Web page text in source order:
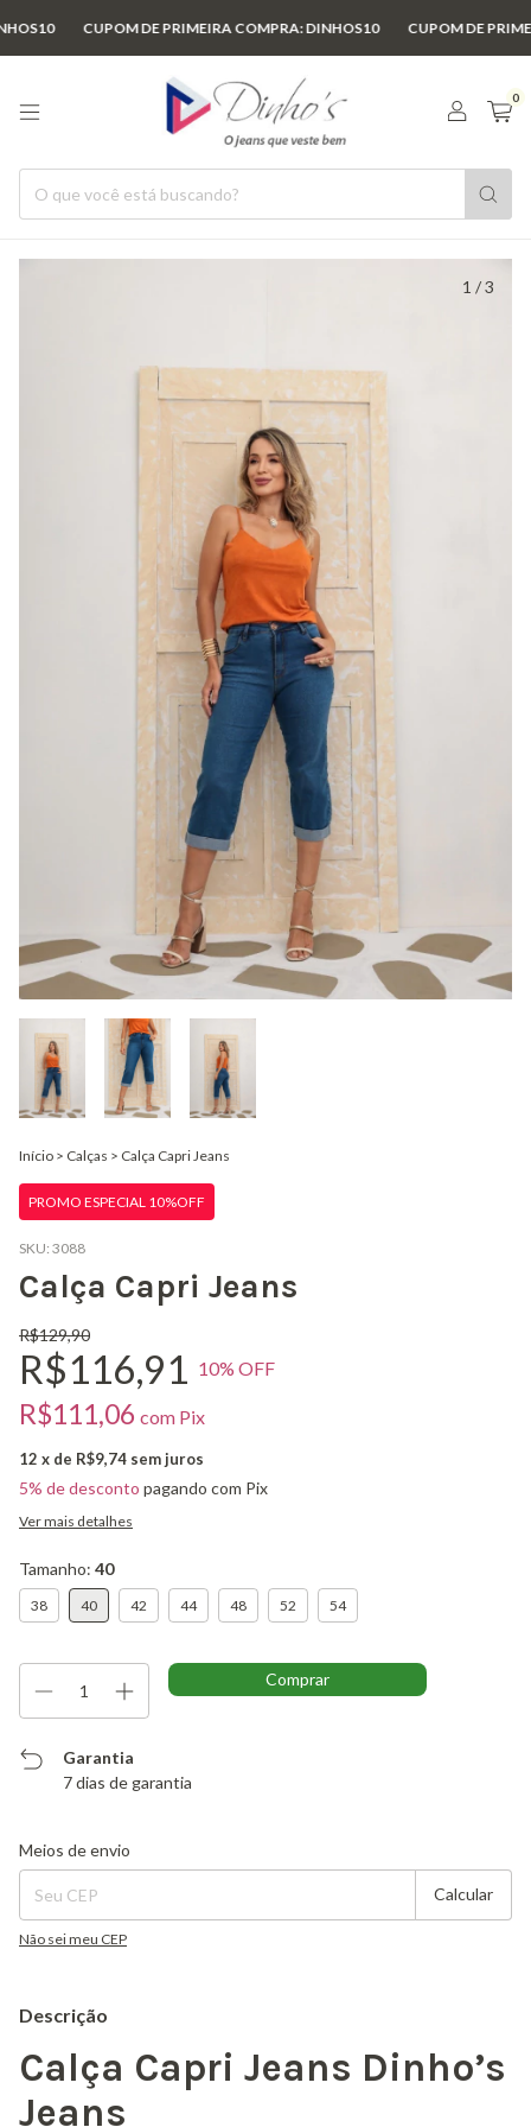
CUPOM DE PRIMEIRA COMPRA: DINHOS10 CUPOM DE PRIMEIRA
0
1 /3
Início > Calças > Calça Capri Jeans
PROMO ESPECIAL 10%OFF
SKU: 3088
Calça Capri Jeans
R$129,90
R$116,91 10% OFF
R$111,06 com Pix
12 x de R$9,74 sem juros
5% de desconto pagando com Pix
Ver mais detalhes
Tamanho: 40
38 40 42 44 48 52 54
Garantia
7 dias de garantia
Entregas para o CEP:
Meios de envio
Calcular
Não sei meu CEP
Descrição
Calça Capri Jeans Dinho’s
Jeans